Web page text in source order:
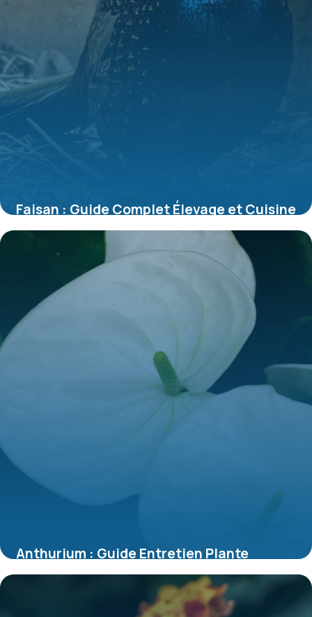
Faisan : Guide Complet Élevage et Cuisine
2026
9 juillet 2026
Anthurium : Guide Entretien Plante
d’Intérieur